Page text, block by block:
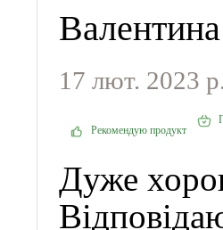
Валентина
17 лют. 2023
Рекомендую продукт
Дуже